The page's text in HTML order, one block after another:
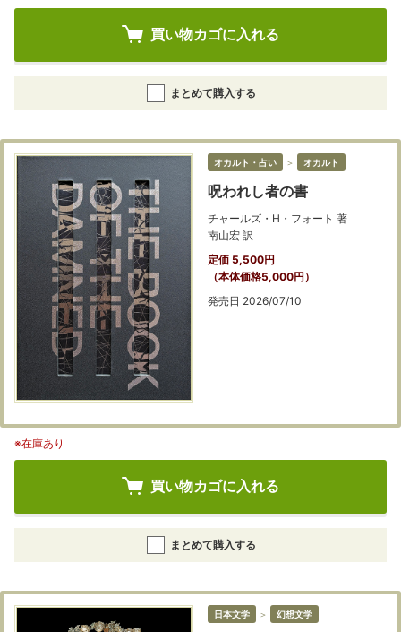
買い物カゴに入れる
まとめて購入する
オカルト・占い ＞ オカルト
呪われし者の書
チャールズ・H・フォート 著
南山宏 訳
定価 5,500円
（本体価格5,000円）
発売日 2026/07/10
※在庫あり
買い物カゴに入れる
まとめて購入する
日本文学 ＞ 幻想文学